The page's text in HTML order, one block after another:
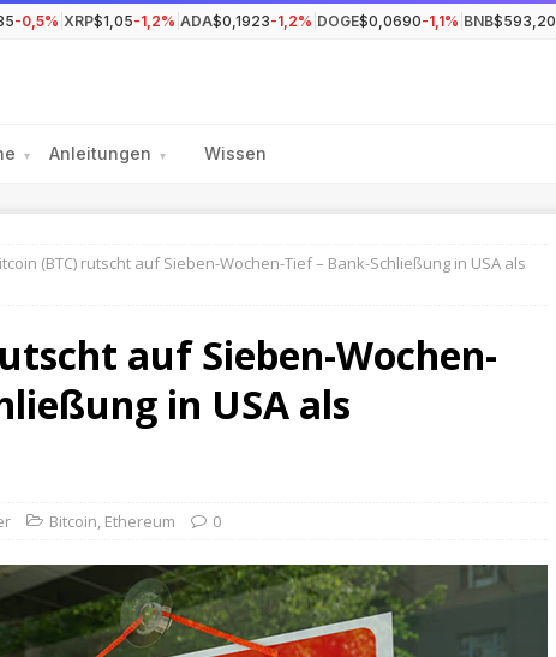
-0,5% XRP$1,05-1,2% ADA$0,1923-1,2% DOGE$0,0690-1,1% BNB$593,20
▾ Anleitungen ▾ Wissen
(BTC) rutscht auf Sieben-Wochen-Tief – Bank-Schließung in USA als
auf Sieben-Wochen-
in USA als
Bitcoin, Ethereum 0